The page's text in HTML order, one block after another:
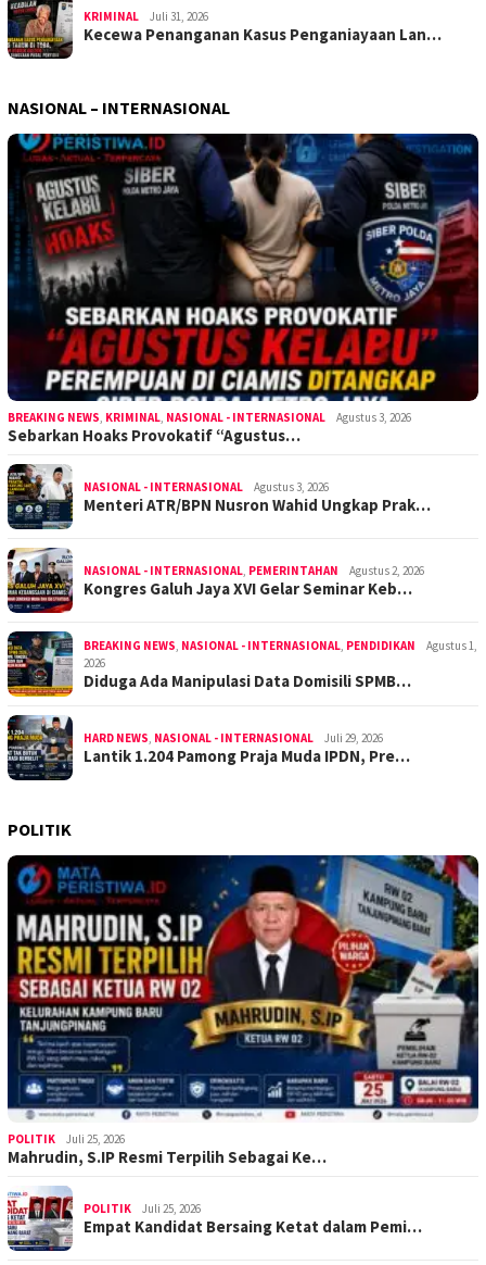
KRIMINAL Juli 31, 2026
Kecewa Penanganan Kasus Penganiayaan Lan…
NASIONAL – INTERNASIONAL
BREAKING NEWS, KRIMINAL, NASIONAL - INTERNASIONAL Agustus 3, 2026
Sebarkan Hoaks Provokatif “Agustus…
NASIONAL - INTERNASIONAL Agustus 3, 2026
Menteri ATR/BPN Nusron Wahid Ungkap Prak…
NASIONAL - INTERNASIONAL, PEMERINTAHAN Agustus 2, 2026
Kongres Galuh Jaya XVI Gelar Seminar Keb…
BREAKING NEWS, NASIONAL - INTERNASIONAL, PENDIDIKAN
Agustus 1,
2026
Diduga Ada Manipulasi Data Domisili SPMB…
HARD NEWS, NASIONAL - INTERNASIONAL Juli 29, 2026
Lantik 1.204 Pamong Praja Muda IPDN, Pre…
POLITIK
POLITIK Juli 25, 2026
Mahrudin, S.IP Resmi Terpilih Sebagai Ke…
POLITIK Juli 25, 2026
Empat Kandidat Bersaing Ketat dalam Pemi…